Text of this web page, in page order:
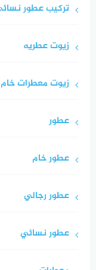
تركيب عطور
زيوت عطريه
زيوت معطرات خام
عطور
عطور خام
عطور رجالي
عطور نسائي